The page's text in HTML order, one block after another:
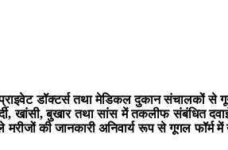
डॉक्टर्स तथा मेडिकल दुकान संचालकों से
बुखार तथा सांस में तकलीफ संबंधित
की जानकारी अनिवार्य रूप से गूगल फॉर्म